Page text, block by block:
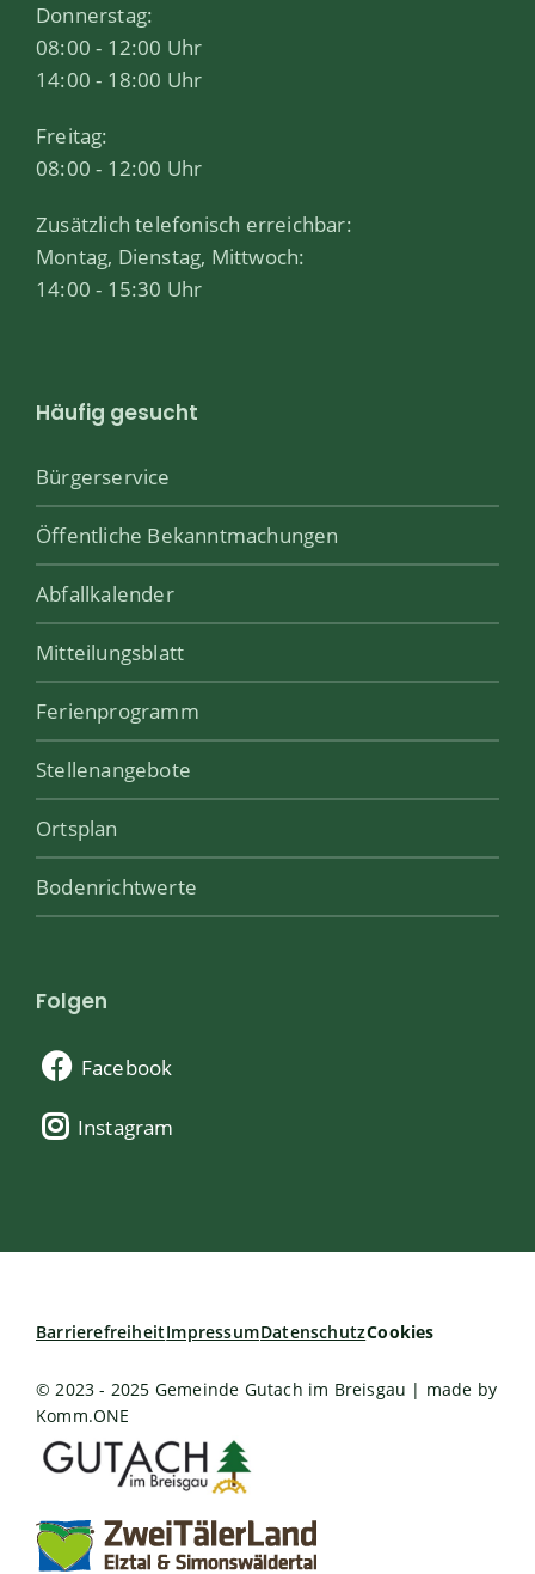
Donnerstag:
08:00 - 12:00 Uhr
14:00 - 18:00 Uhr
Freitag:
08:00 - 12:00 Uhr
Zusätzlich telefonisch erreichbar:
Montag, Dienstag, Mittwoch:
14:00 - 15:30 Uhr
Häufig gesucht
Bürgerservice
Öffentliche Bekanntmachungen
Abfallkalender
Mitteilungsblatt
Ferienprogramm
Stellenangebote
Ortsplan
Bodenrichtwerte
Folgen
Facebook
Instagram
BarrierefreiheitImpressumDatenschutzCookies
© 2023 - 2025 Gemeinde Gutach im Breisgau | made by
Komm.ONE